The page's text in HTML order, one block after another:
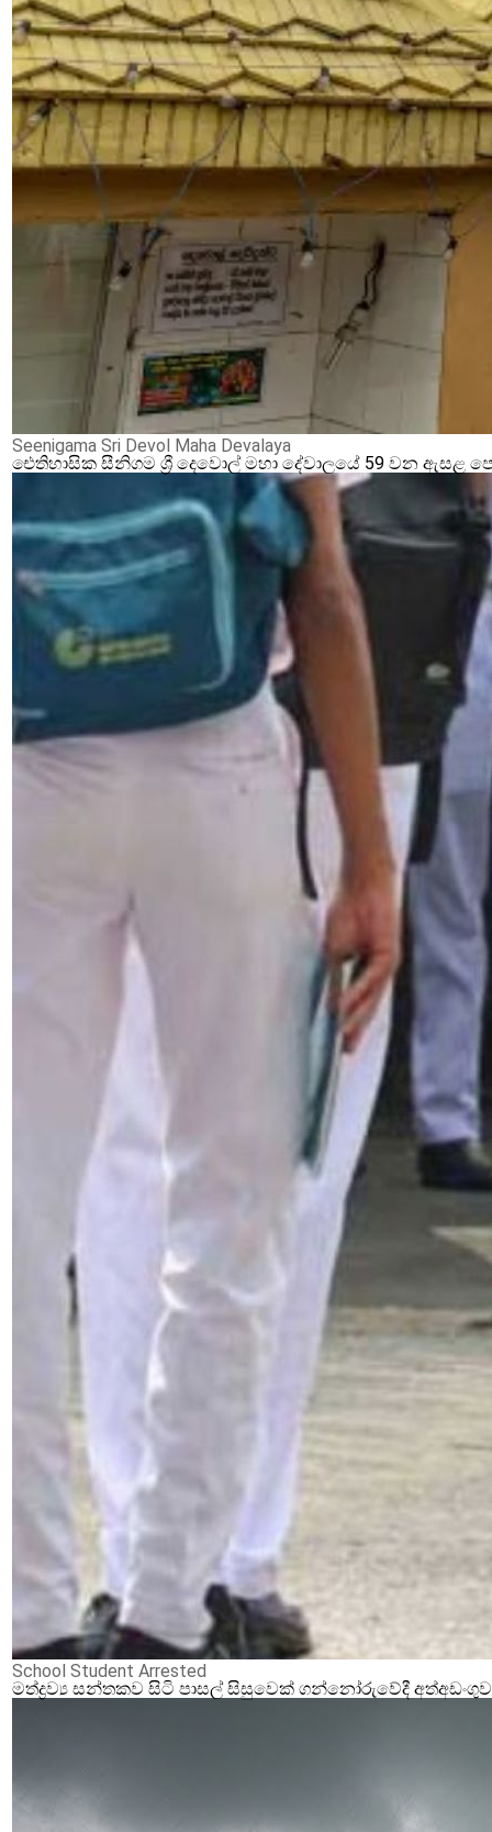
Seenigama Sri Devol Maha Devalaya
ඓතිහාසික සීනිගම ශ්‍රී දෙවොල් මහා දේවාලයේ 59 වන ඇසළ
School Student Arrested
මත්ද්‍රව්‍ය සන්තකව සිටි පාසල් සිසුවෙක් ගන්නෝරුවේදී